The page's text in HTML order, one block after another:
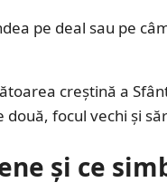
pe deal sau pe
creștină a
focul vechi și
și ce